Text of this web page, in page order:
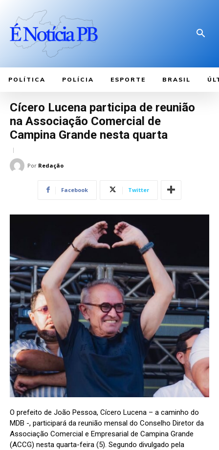
POLÍTICA POLÍCIA ESPORTE BRASIL
Cícero Lucena participa de reunião
na Associação Comercial de
Campina Grande nesta quarta
Por Redação
Facebook Twitter
O prefeito de João Pessoa, Cícero Lucena – a caminho do
MDB -, participará da reunião mensal do Conselho Diretor da
Associação Comercial e Empresarial de Campina Grande
(ACCG) nesta quarta-feira (5). Segundo divulgado pela